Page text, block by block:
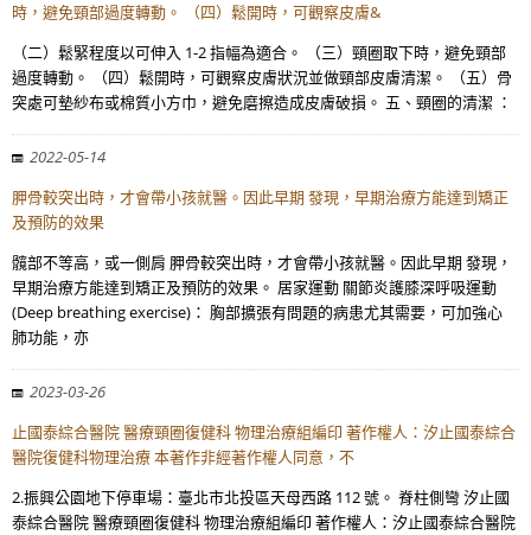
時，避免頸部過度轉動。 （四）鬆開時，可觀察皮膚&
（二）鬆緊程度以可伸入 1-2 指幅為適合。 （三）頸圈取下時，避免頸部
過度轉動。 （四）鬆開時，可觀察皮膚狀況並做頸部皮膚清潔。 （五）骨
突處可墊紗布或棉質小方巾，避免磨擦造成皮膚破損。 五、頸圈的清潔 ：
2022-05-14
胛骨較突出時，才會帶小孩就醫。因此早期 發現，早期治療方能達到矯正
及預防的效果
髖部不等高，或一側肩 胛骨較突出時，才會帶小孩就醫。因此早期 發現，
早期治療方能達到矯正及預防的效果。 居家運動 關節炎護膝深呼吸運動
(Deep breathing exercise)： 胸部擴張有問題的病患尤其需要，可加強心
肺功能，亦
2023-03-26
止國泰綜合醫院 醫療頸圈復健科 物理治療組編印 著作權人：汐止國泰綜合
醫院復健科物理治療 本著作非經著作權人同意，不
2.振興公園地下停車場：臺北市北投區天母西路 112 號。 脊柱側彎 汐止國
泰綜合醫院 醫療頸圈復健科 物理治療組編印 著作權人：汐止國泰綜合醫院